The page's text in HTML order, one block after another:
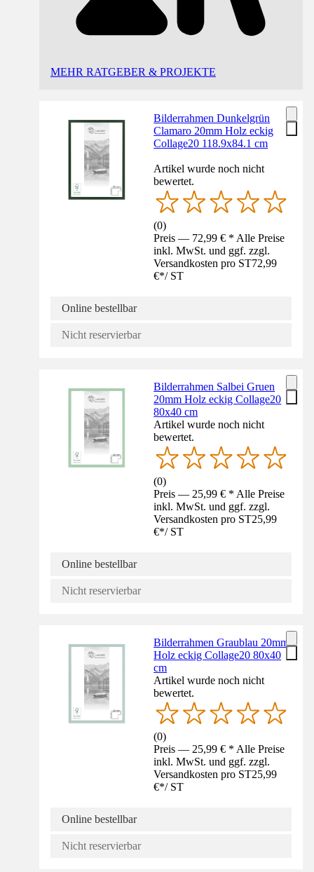
MEHR RATGEBER & PROJEKTE
Bilderrahmen Dunkelgrün
Clamaro 20mm Holz eckig
Collage20 118.9x84.1 cm
Artikel wurde noch nicht
bewertet.
(0)
Preis — 72,99 € * Alle Preise
inkl. MwSt. und ggf. zzgl.
Versandkosten pro ST72,99
€*/ ST
Online bestellbar
Nicht reservierbar
Bilderrahmen Salbei Gruen
20mm Holz eckig Collage20
80x40 cm
Artikel wurde noch nicht
bewertet.
(0)
Preis — 25,99 € * Alle Preise
inkl. MwSt. und ggf. zzgl.
Versandkosten pro ST25,99
€*/ ST
Online bestellbar
Nicht reservierbar
Bilderrahmen Graublau 20mm
Holz eckig Collage20 80x40
cm
Artikel wurde noch nicht
bewertet.
(0)
Preis — 25,99 € * Alle Preise
inkl. MwSt. und ggf. zzgl.
Versandkosten pro ST25,99
€*/ ST
Online bestellbar
Nicht reservierbar